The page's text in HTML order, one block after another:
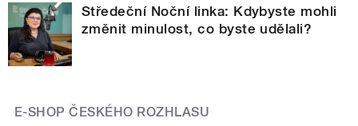
Středeční Noční linka: Kdybyste mohli
změnit minulost, co byste udělali?
E-SHOP ČESKÉHO ROZHLASU